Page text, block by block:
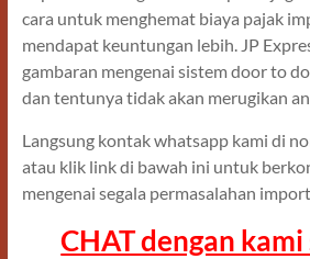
cara untuk menghemat biaya pajak
mendapat keuntungan lebih. JP
gambaran mengenai sistem door to
dan tentunya tidak akan merugikan
Langsung kontak whatsapp kami di
atau klik link di bawah ini untuk
mengenai segala permasalahan
CHAT dengan